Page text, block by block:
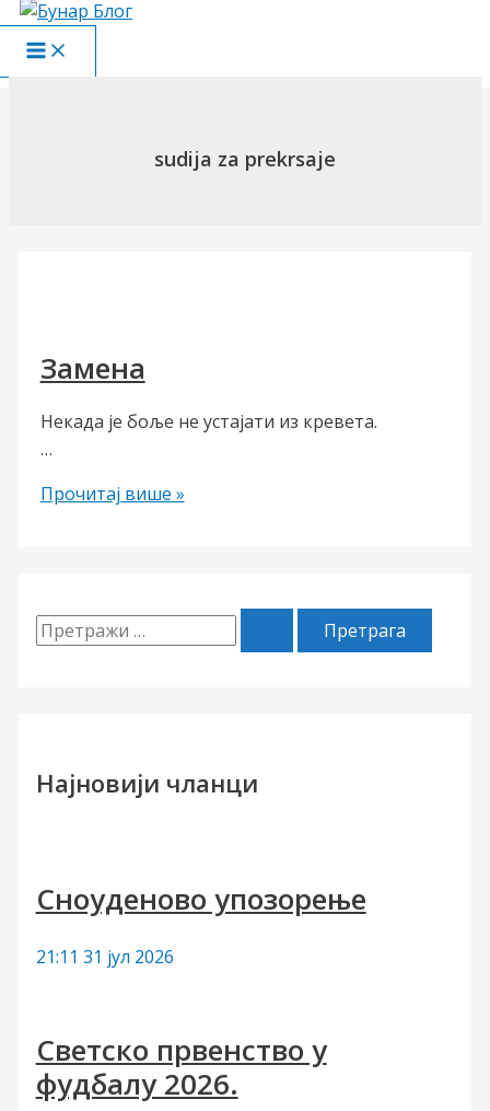
Пређи
на
садржај
Main
Menu
sudija za prekrsaje
Замена
Некада је боље не устајати из кревета.
…
Замена
Прочитај више »
П
а
з
Најновији чланци
Сноуденово упозорење
21:11 31 јул 2026
Светско првенство у
фудбалу 2026.